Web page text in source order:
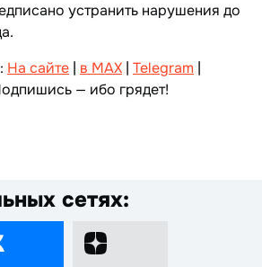
устранить нарушения до
На сайте | в MAX | Telegram |
— ибо грядет!
сетях: